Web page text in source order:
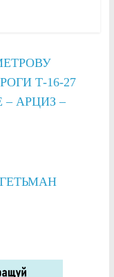
Т-16-27
– АРЦИЗ –